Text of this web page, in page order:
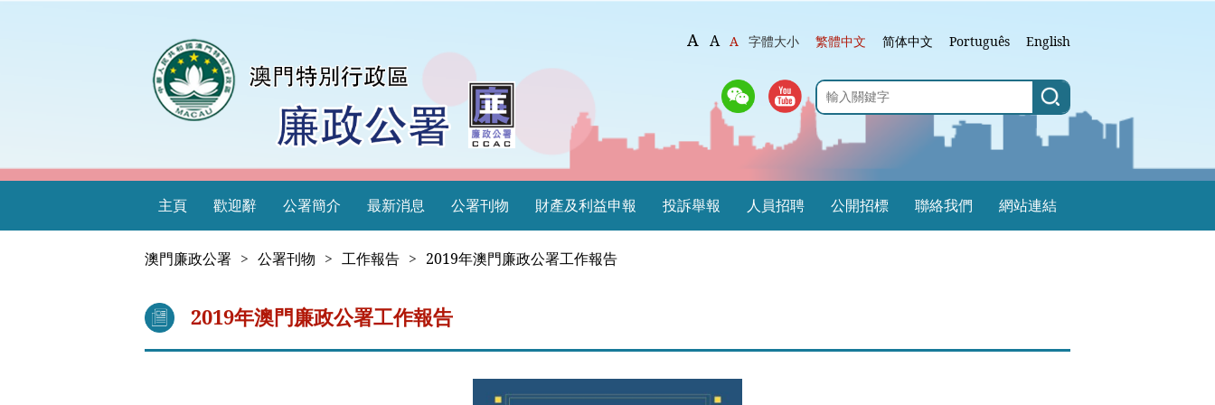
A A A 字體大小 繁體中文 简体中文 Português English
主頁 歡迎辭 公署簡介 最新消息 公署刊物 財產及利益申報 投訴舉報 人員招聘 公開招標 聯絡我們 網站連結
澳門廉政公署 > 公署刊物 > 工作報告 > 2019年澳門廉政公署工作報告
2019年澳門廉政公署工作報告